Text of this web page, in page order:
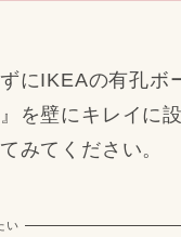
にIKEAの有孔ボ
を壁にキレイに
みてください。
い